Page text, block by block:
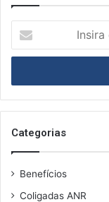
s
r
a
s
e
n
Categorias
Benefícios
Coligadas ANR